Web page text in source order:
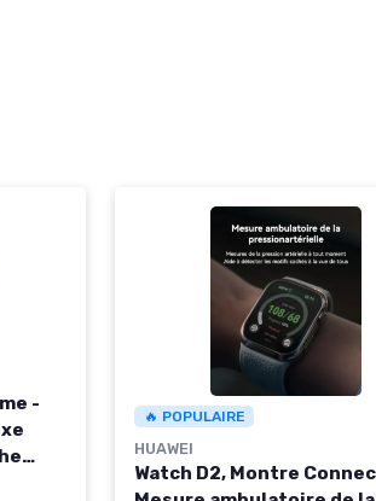
-
🔥 POPULAIRE
HUAWEI
Watch D2, Montre